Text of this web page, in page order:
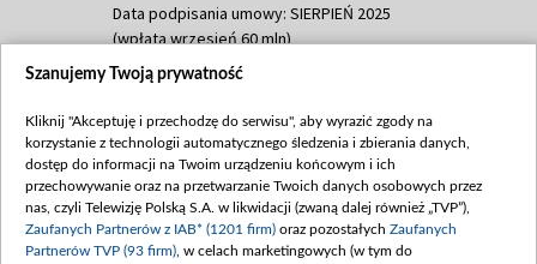
Data podpisania umowy: SIERPIEŃ 2025
(wpłata wrzesień 60 mln)
Dofinansowanie 635 783 051,21 PLN
(wpłata wrzesień 100 mln, październik 350
mln, listopad 265 mln)
Dofinansowanie 48 862 000,00 PLN
Data podpisania umowy: GRUDZIEŃ 2025
(wpłata grudzień 60,548 mln)
Szanujemy Twoją prywatność
Kliknij "Akceptuję i przechodzę do serwisu", aby wyrazić zgody na
korzystanie z technologii automatycznego śledzenia i zbierania danych,
dostęp do informacji na Twoim urządzeniu końcowym i ich
przechowywanie oraz na przetwarzanie Twoich danych osobowych przez
nas, czyli Telewizję Polską S.A. w likwidacji (zwaną dalej również „TVP”),
Zaufanych Partnerów z IAB* (1201 firm) oraz pozostałych Zaufanych
Partnerów TVP (93 firm) , w celach marketingowych (w tym do